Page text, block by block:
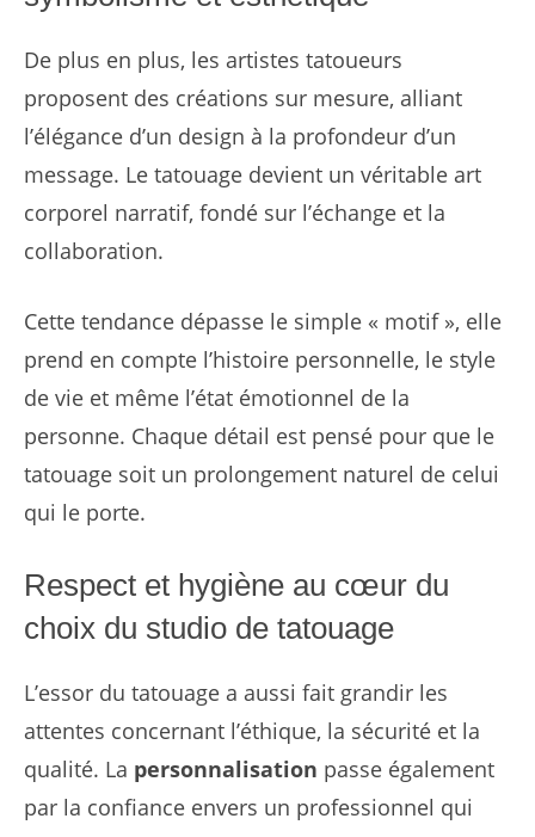
De plus en plus, les artistes tatoueurs
proposent des créations sur mesure, alliant
l’élégance d’un design à la profondeur d’un
message. Le tatouage devient un véritable art
corporel narratif, fondé sur l’échange et la
collaboration.
Cette tendance dépasse le simple « motif », elle
prend en compte l’histoire personnelle, le style
de vie et même l’état émotionnel de la
personne. Chaque détail est pensé pour que le
tatouage soit un prolongement naturel de celui
qui le porte.
Respect et hygiène au cœur du
choix du studio de tatouage
L’essor du tatouage a aussi fait grandir les
attentes concernant l’éthique, la sécurité et la
qualité. La personnalisation passe également
par la confiance envers un professionnel qui